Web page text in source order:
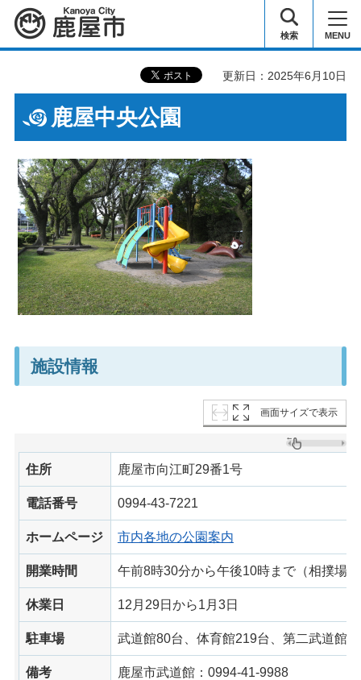
鹿屋市 検索 MENU
更新日：2025年6月10日
鹿屋中央公園
施設情報
画面サイズで表示
住所 鹿屋市向江町29番1号
電話番号 0994-43-7221
ホームページ 市内各地の公園案内
開業時間 午前8時30分から午後10時まで（相撲場
休業日 12月29日から1月3日
駐車場 武道館80台、体育館219台、第二武道館5
備考
鹿屋市武道館：0994-41-9988